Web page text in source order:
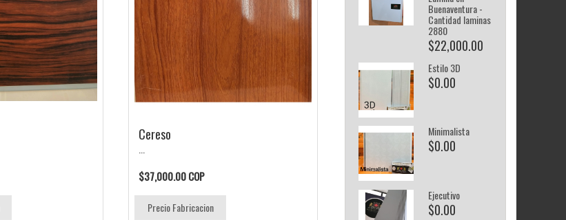
Buenaventura -
Cantidad laminas
2880
$22,000.00
Estilo 3D
$0.00
Minimalista
$0.00
Ejecutivo
$0.00
Cereso
$37,000.00 COP
Precio Fabricacion